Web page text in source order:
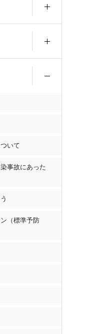
いて
事故にあった
（標準予防